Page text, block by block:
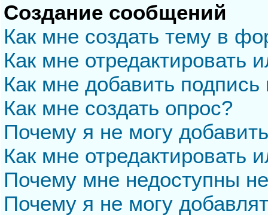
Создание сообщений
Как мне создать тему в
Как мне отредактировать
Как мне добавить
Как мне создать опрос?
Почему я не могу
Как мне отредактировать
Почему мне недоступны
Почему я не могу